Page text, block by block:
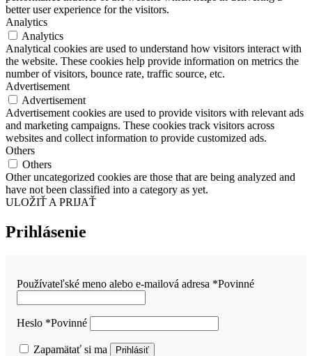
better user experience for the visitors.
Analytics
Analytics
Analytical cookies are used to understand how visitors interact with
the website. These cookies help provide information on metrics the
number of visitors, bounce rate, traffic source, etc.
Advertisement
Advertisement
Advertisement cookies are used to provide visitors with relevant ads
and marketing campaigns. These cookies track visitors across
websites and collect information to provide customized ads.
Others
Others
Other uncategorized cookies are those that are being analyzed and
have not been classified into a category as yet.
ULOŽIŤ A PRIJAŤ
Prihlásenie
Používateľské meno alebo e-mailová adresa *Povinné
Heslo *Povinné
Zapamätať si ma Prihlásiť